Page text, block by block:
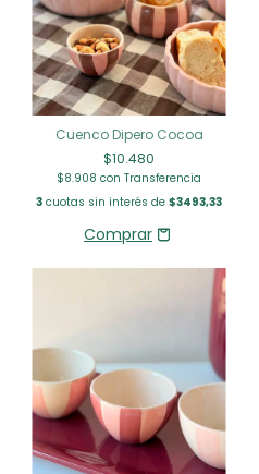
Cuenco Dipero Cocoa
$10.480
$8.908 con Transferencia
3 cuotas sin interés de $3493,33